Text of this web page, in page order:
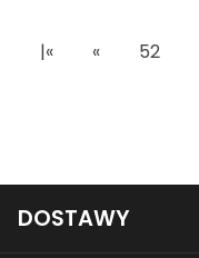
|« « 52
DOSTAWY